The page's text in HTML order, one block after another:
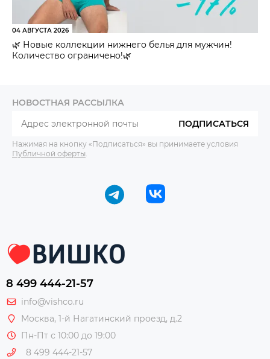
04 АВГУСТА 2026
🌿 Новые коллекции нижнего белья для мужчин!
Количество ограничено!🌿
НОВОСТНАЯ РАССЫЛКА
ПОДПИСАТЬСЯ
Нажимая на кнопку «Подписаться» вы принимаете условия
Публичной оферты
8 499 444-21-57
info@vishco.ru
Москва, 1-й Нагатинский проезд, д.2
Пн-Пт с 10:00 до 19:00
8 499 444-21-57